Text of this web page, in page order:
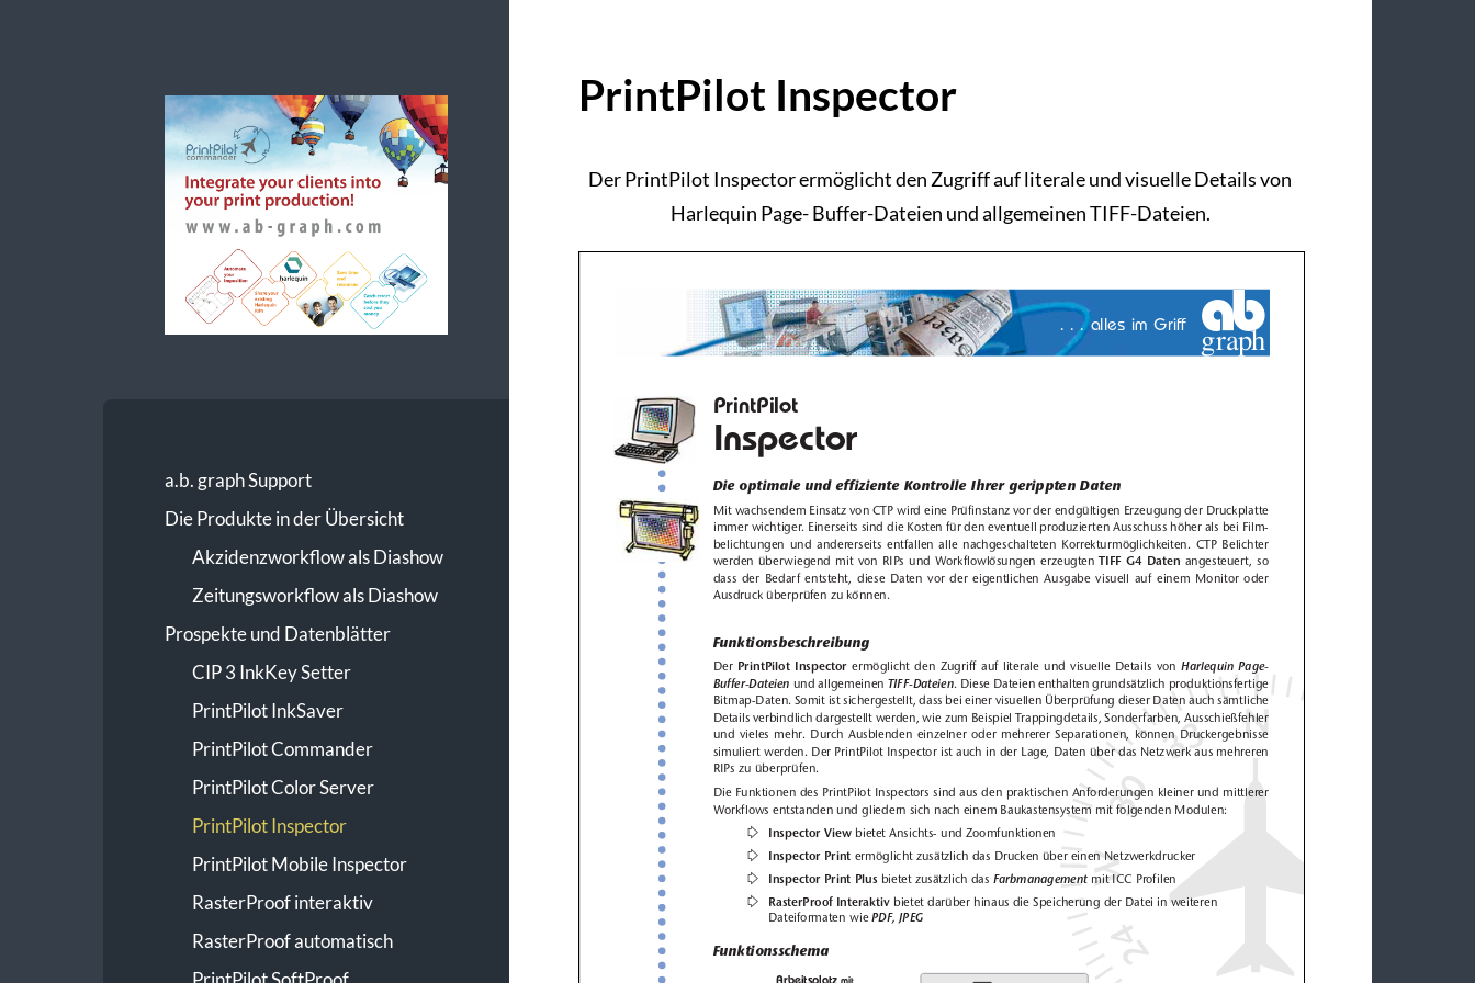
a.b. graph Support
Die Produkte in der Übersicht
Akzidenzworkflow als Diashow
Zeitungsworkflow als Diashow
Prospekte und Datenblätter
CIP 3 InkKey Setter
PrintPilot InkSaver
PrintPilot Commander
PrintPilot Color Server
PrintPilot Inspector
PrintPilot Mobile Inspector
RasterProof interaktiv
RasterProof automatisch
PrintPilot Inspector
Der PrintPilot Inspector ermöglicht den Zugriff auf literale und visuelle Details von
Harlequin Page- Buffer-Dateien und allgemeinen TIFF-Dateien.